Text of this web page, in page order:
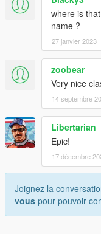
where is
name ?
27 janvier 2023
zoobear
Very nice
14 septembre
Epic!
17 décembre
Joignez la
vous pour pouvoir